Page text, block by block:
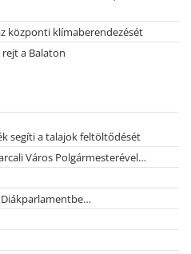
központi klímaberendezését
a Balaton
segíti a talajok feltöltődését
Város Polgármesterével…